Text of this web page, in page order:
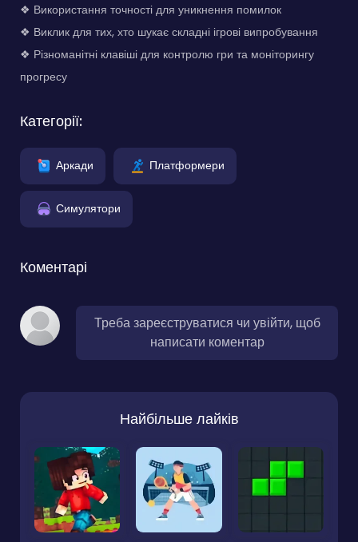
❖ Використання точності для уникнення помилок
❖ Виклик для тих, хто шукає складні ігрові випробування
❖ Різноманітні клавіші для контролю гри та моніторингу
прогресу
Категорії:
Аркади Платформери
Симулятори
Коментарі
Треба зареєструватися чи увійти, щоб
написати коментар
Найбільше лайків